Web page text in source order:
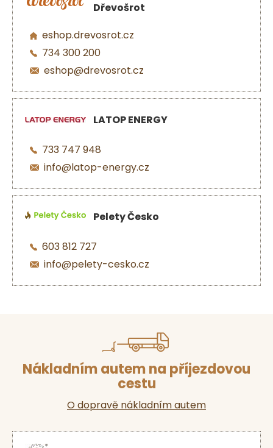
Dřevošrot
eshop.drevosrot.cz
734 300 200
eshop@drevosrot.cz
LATOP ENERGY
733 747 948
info@latop-energy.cz
Pelety Česko
603 812 727
info@pelety-cesko.cz
Nákladním autem na příjezdovou
cestu
O dopravě nákladním autem